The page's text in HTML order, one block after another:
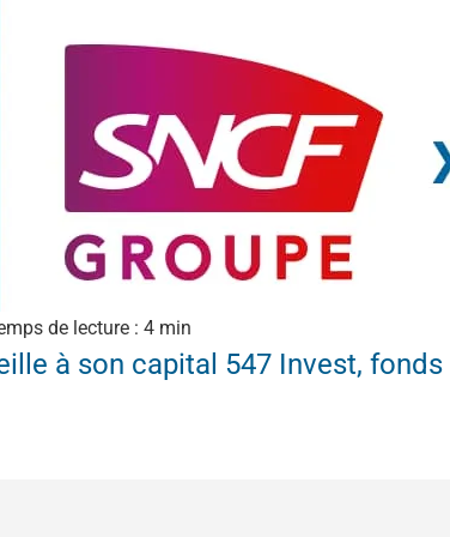
de lecture : 4 min
à son capital 547 Invest,